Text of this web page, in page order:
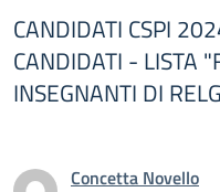
CANDIDATI CSPI
CANDIDATI - LISTA
INSEGNANTI DI
Concetta Novello